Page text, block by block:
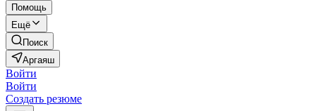
Помощь
Ещё
Поиск
Аргаяш
Войти
Войти
Создать резюме